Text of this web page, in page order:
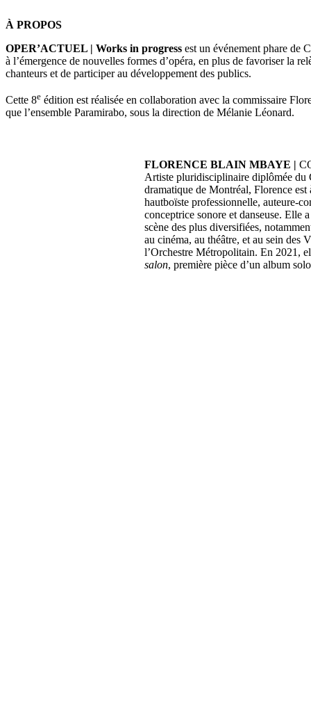
À PROPOS
OPER’ACTUEL | Works in progress est un événement phare de
à l’émergence de nouvelles formes d’opéra, en plus de favoriser la
chanteurs et de participer au développement des publics.
Cette 8e édition est réalisée en collaboration avec la commissaire
que l’ensemble Paramirabo, sous la direction de Mélanie Léonard.
FLORENCE BLAIN MBAYE |
Artiste pluridisciplinaire diplômée du
dramatique de Montréal, Florence est
hautboïste professionnelle, auteure-
conceptrice sonore et danseuse. Elle
scène des plus diversifiées,
au cinéma, au théâtre, et au sein des
l’Orchestre Métropolitain. En 2021,
salon, première pièce d’un album